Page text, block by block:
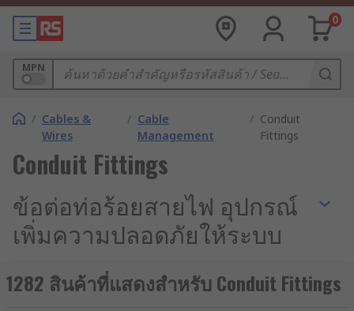
0
MPN
/ Cables &
Wires
/ Cable
Management
/ Conduit
Fittings
Conduit Fittings
ข้อต่อท่อร้อยสายไฟ อุปกรณ์
เพิ่มความปลอดภัยให้ระบบ
1282 สินค้าที่แสดงสำหรับ Conduit Fittings